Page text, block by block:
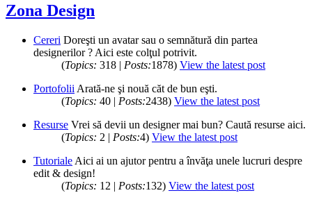
Zona Design
Cereri Doreşti un avatar sau o semnătură din partea
designerilor ? Aici este colţul potrivit.
(Topics: 318 | Posts:1878) View the latest post
Portofolii Arată-ne şi nouă căt de bun eşti.
(Topics: 40 | Posts:2438) View the latest post
Resurse Vrei să devii un designer mai bun? Caută resurse aici.
(Topics: 2 | Posts:4) View the latest post
Tutoriale Aici ai un ajutor pentru a învăţa unele lucruri despre
edit & design!
(Topics: 12 | Posts:132) View the latest post